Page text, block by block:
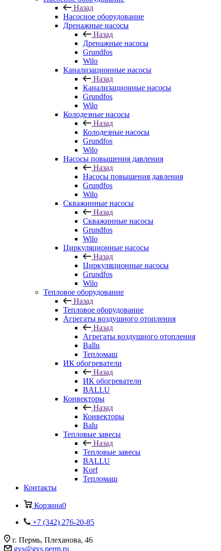
Назад
Насосное оборудование
Дренажные насосы
Назад
Дренажные насосы
Grundfos
Wilo
Канализационные насосы
Назад
Канализационные насосы
Grundfos
Wilo
Колодезные насосы
Назад
Колодезные насосы
Grundfos
Wilo
Насосы повышения давления
Назад
Насосы повышения давления
Grundfos
Wilo
Скважинные насосы
Назад
Скважинные насосы
Grundfos
Wilo
Циркуляционные насосы
Назад
Циркуляционные насосы
Grundfos
Wilo
Тепловое оборудование
Назад
Тепловое оборудование
Агрегаты воздушного отопления
Назад
Агрегаты воздушного отопления
Ballu
Тепломаш
ИК обогреватели
Назад
ИК обогреватели
BALLU
Конвекторы
Назад
Конвекторы
Balu
Тепловые завесы
Назад
Тепловые завесы
BALLU
Korf
Тепломаш
Контакты
Корзина0
+7 (342) 276-20-85
г. Пермь, Плеханова, 46
gvs@gvs.perm.ru